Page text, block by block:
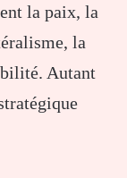
la paix, la
la
Autant